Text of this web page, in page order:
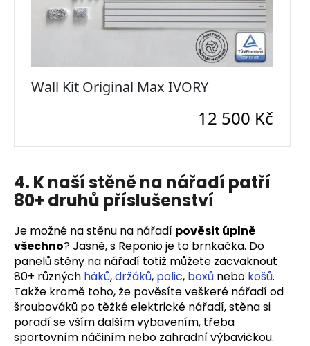
4. K naší stěně na nářadí patří
80+ druhů příslušenství
Je možné na stěnu na nářadí pověsit úplně
všechno? Jasně, s Reponio je to brnkačka. Do
panelů stěny na nářadí totiž můžete zacvaknout
80+ různých háků,držáků, polic, boxů nebo košů.
Takže kromě toho, že pověsíte veškeré nářadí od
šroubováků po těžké elektrické nářadí, stěna si
poradí se vším dalším vybavením, třeba
sportovním náčiním nebo zahradní výbavičkou.